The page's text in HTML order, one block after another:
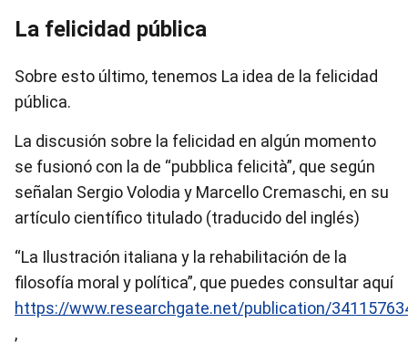
La felicidad pública
Sobre esto último, tenemos La idea de la felicidad
pública.
La discusión sobre la felicidad en algún momento
se fusionó con la de “pubblica felicità”, que según
señalan Sergio Volodia y Marcello Cremaschi, en su
artículo científico titulado (traducido del inglés)
“La Ilustración italiana y la rehabilitación de la
filosofía moral y política”, que puedes consultar aquí
https://www.researchgate.net/publication/
,